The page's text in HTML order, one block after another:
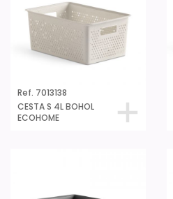
Ref. 7013138
CESTA S 4L BOHOL
ECOHOME